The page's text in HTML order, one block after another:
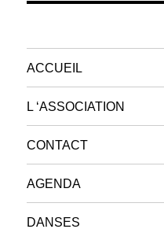
ACCUEIL
L ‘ASSOCIATION
CONTACT
AGENDA
DANSES